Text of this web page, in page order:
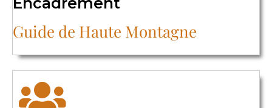
Guide de Haute Montagne